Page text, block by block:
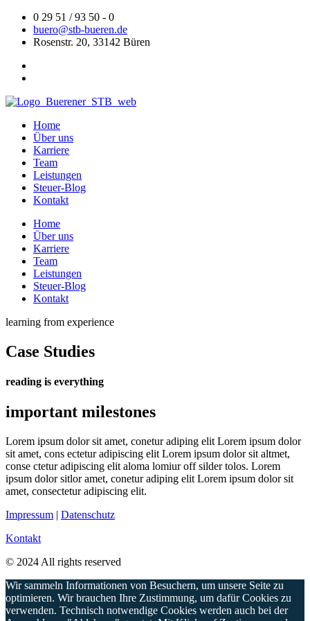
Zum
Inhalt
springen
0 29 51 / 93 50 - 0
buero@stb-bueren.de
Rosenstr. 20, 33142 Büren
Home
Über uns
Karriere
Team
Leistungen
Steuer-Blog
Kontakt
Home
Über uns
Karriere
Team
Leistungen
Steuer-Blog
Kontakt
learning from experience
Case Studies
reading is everything
important milestones
Lorem ipsum dolor sit amet, conetur adiping elit Lorem ipsum dolor
sit amet, cons ectetur adipiscing elit Lorem ipsum dolor sit altmet,
conse ctetur adipiscing elit aloma lomiur off silder tolos. Lorem
ipsum dolor sitlor amet, conetur adiping elit Lorem ipsum dolor sit
amet, consectetur adipiscing elit.
Impressum | Datenschutz
Kontakt
© 2024 All rights reserved
Wir sammeln Informationen von Besuchern, um unsere Seite zu
optimieren. Wir brauchen Ihre Zustimmung, um dafür Cookies zu
verwenden. Technisch notwendige Cookies werden auch bei der